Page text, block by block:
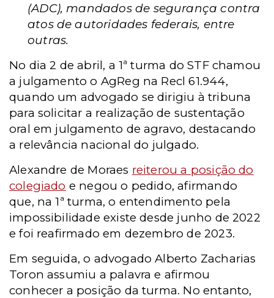
(ADC), mandados de segurança contra
atos de autoridades federais, entre
outras.
No dia 2 de abril, a 1ª turma do STF chamou
a julgamento o AgReg na Recl 61.944,
quando um advogado se dirigiu à tribuna
para solicitar a realização de sustentação
oral em julgamento de agravo, destacando
a relevância nacional do julgado.
Alexandre de Moraes reiterou a posição do
colegiado e negou o pedido, afirmando
que, na 1ª turma, o entendimento pela
impossibilidade existe desde junho de 2022
e foi reafirmado em dezembro de 2023.
Em seguida, o advogado Alberto Zacharias
Toron assumiu a palavra e afirmou
conhecer a posição da turma. No entanto,